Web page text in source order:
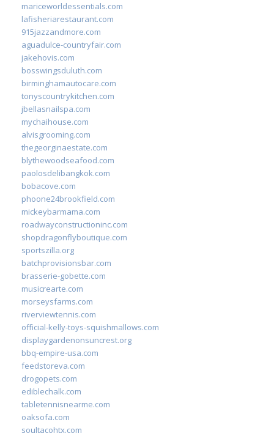
mariceworldessentials.com
lafisheriarestaurant.com
915jazzandmore.com
aguadulce-countryfair.com
jakehovis.com
bosswingsduluth.com
birminghamautocare.com
tonyscountrykitchen.com
jbellasnailspa.com
mychaihouse.com
alvisgrooming.com
thegeorginaestate.com
blythewoodseafood.com
paolosdelibangkok.com
bobacove.com
phoone24brookfield.com
mickeybarmama.com
roadwayconstructioninc.com
shopdragonflyboutique.com
sportszilla.org
batchprovisionsbar.com
brasserie-gobette.com
musicrearte.com
morseysfarms.com
riverviewtennis.com
official-kelly-toys-squishmallows.com
displaygardenonsuncrest.org
bbq-empire-usa.com
feedstoreva.com
drogopets.com
ediblechalk.com
tabletennisnearme.com
oaksofa.com
soultacohtx.com